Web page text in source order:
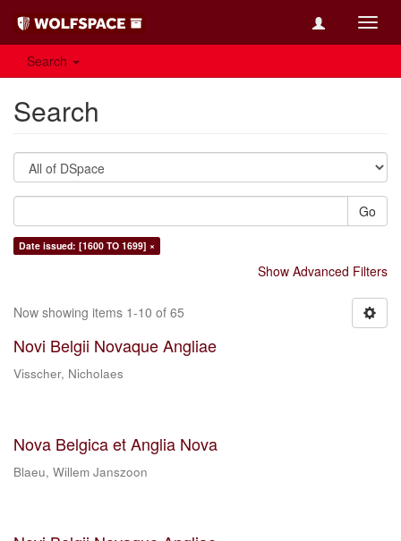
Search
Search
Go
Date issued: [1600 TO 1699] ×
Show Advanced Filters
Now showing items 1-10 of 65
Novi Belgii Novaque Angliae
Visscher, Nicholaes
Nova Belgica et Anglia Nova
Blaeu, Willem Janszoon